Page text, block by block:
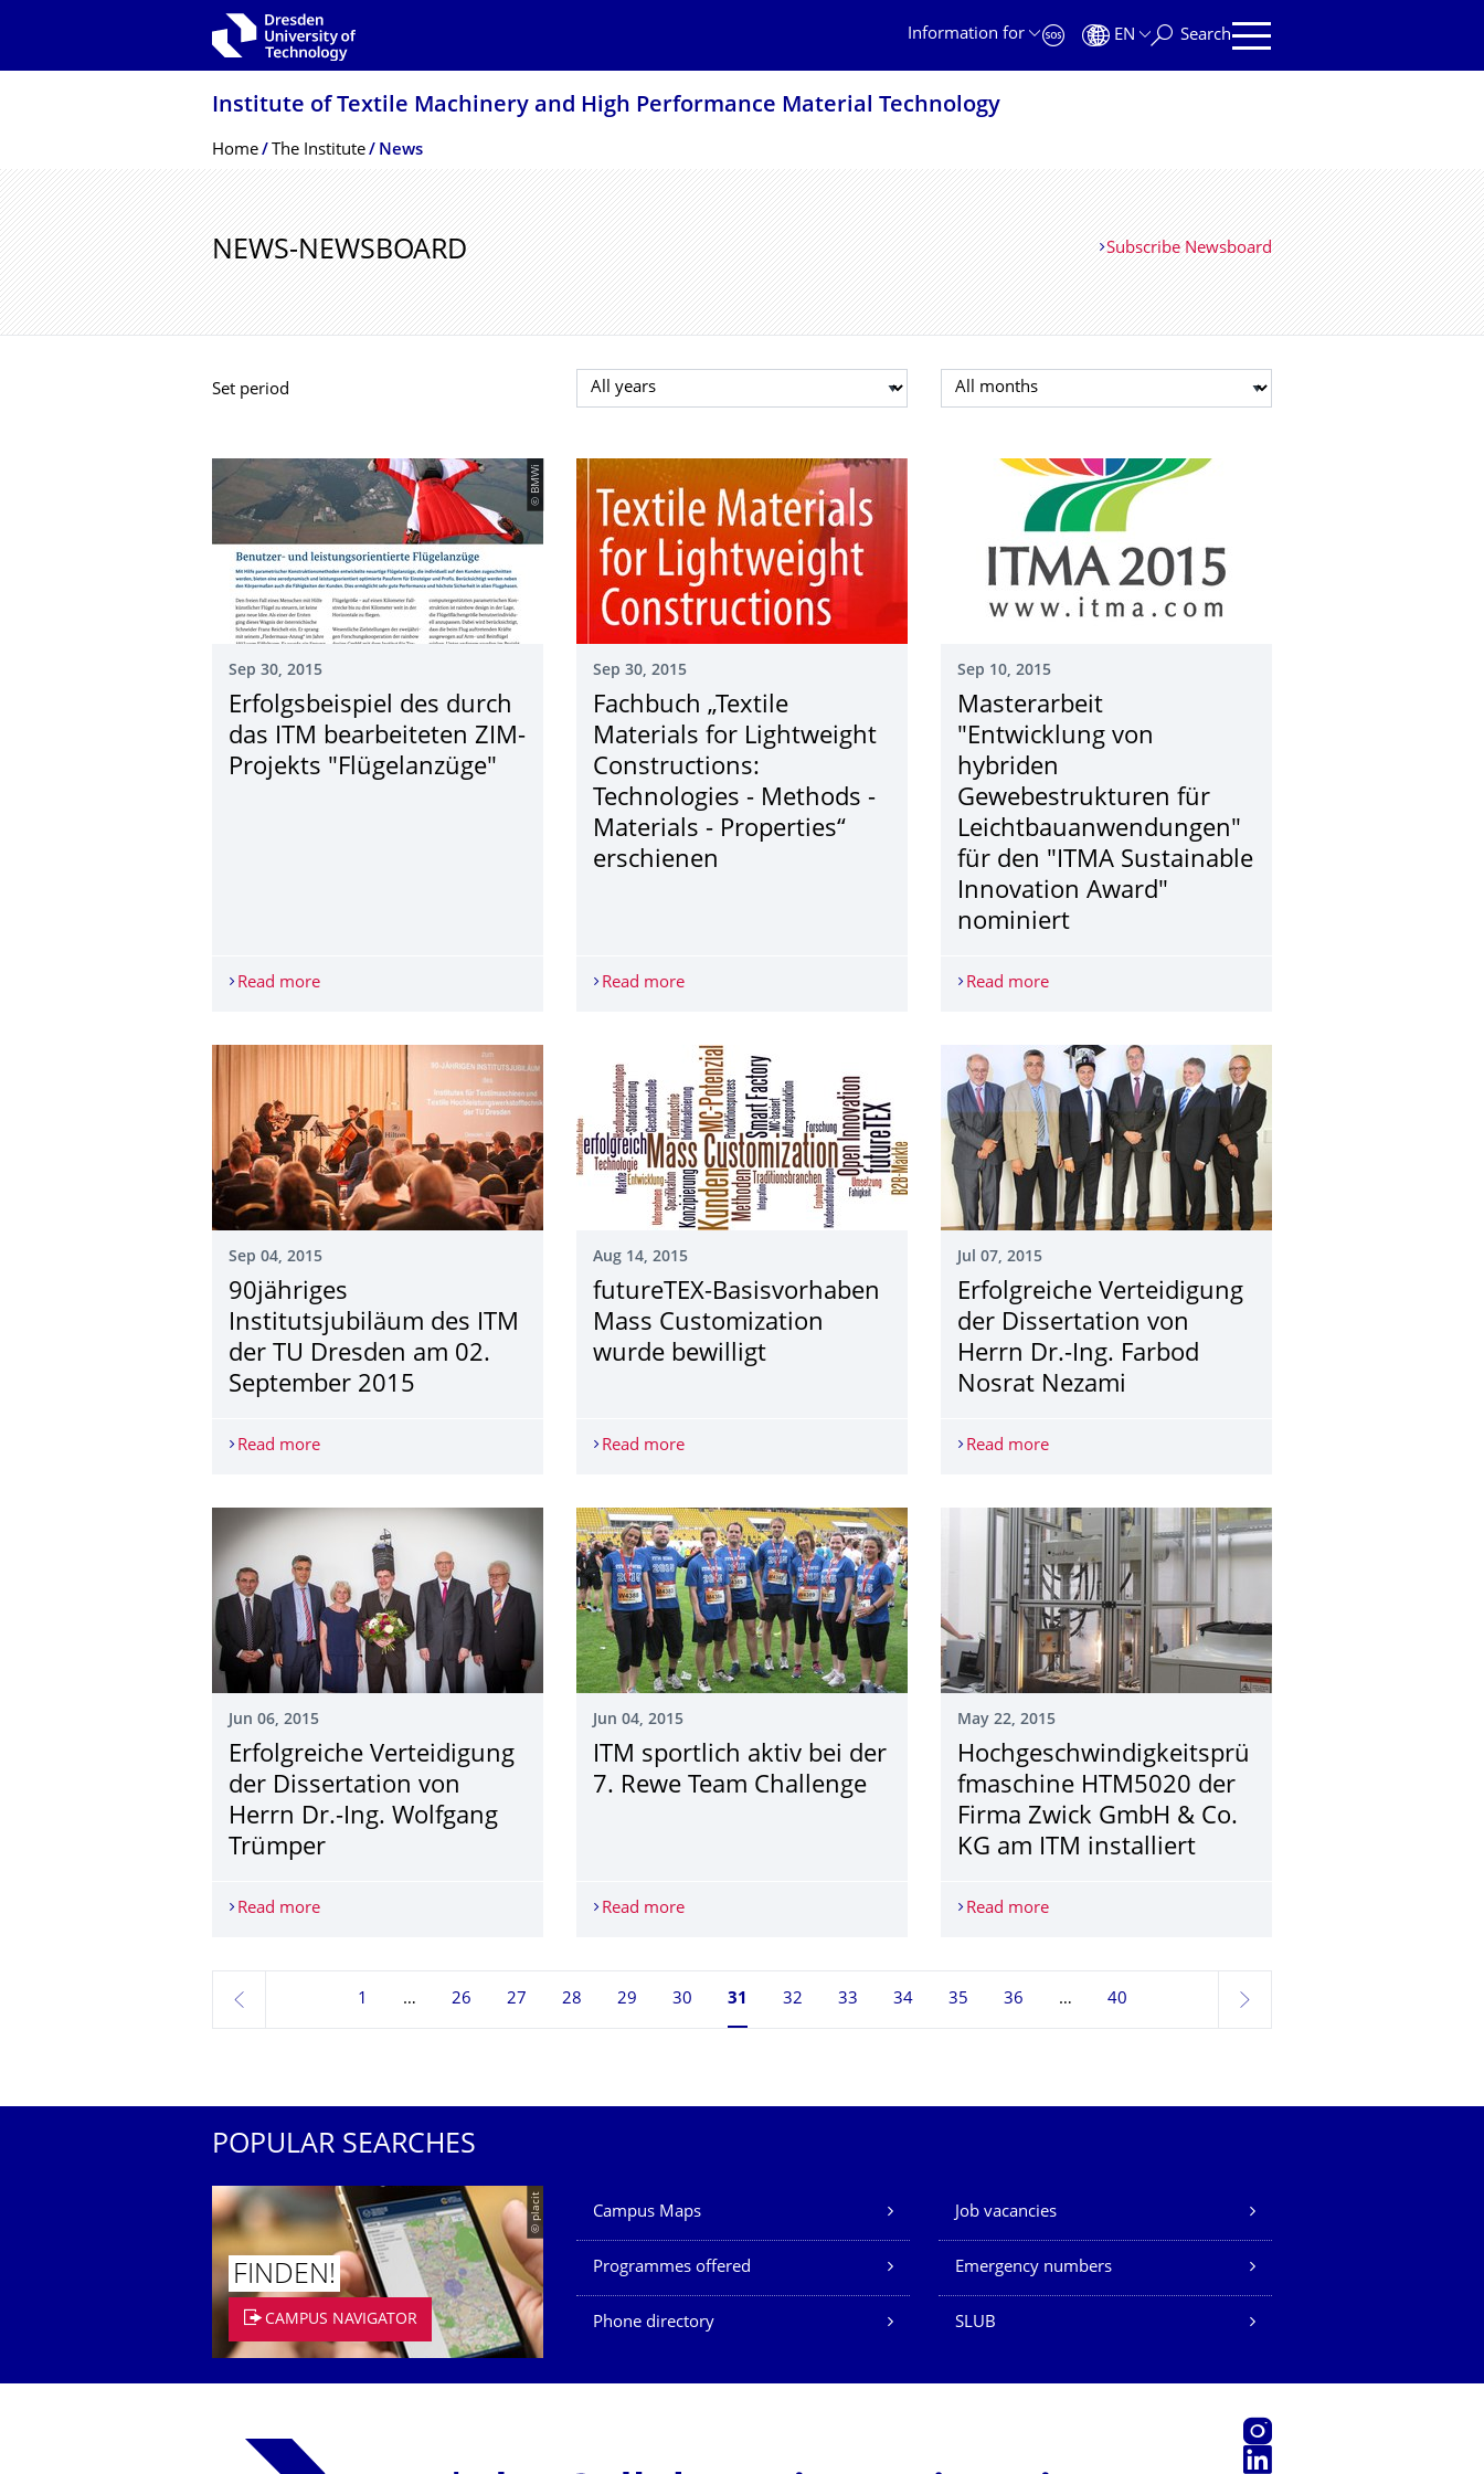
Information for
EN Search
Institute of Textile Machinery and High Performance Material Technology
Breadcrumb Menu
Home The Institute News
NEWS-NEWSBOARD Subscribe Newsboard
Set period Select year Select month
© BMWi
Sep 30, 2015
Erfolgsbeispiel des durch
das ITM bearbeiteten ZIM-
Projekts "Flügelanzüge"
Read moreErfolgsbeispiel des durch das ITM bearbeiteten ZIM-Projekts "Flügelanzüge"
Sep 30, 2015
Fachbuch „Textile
Materials for Lightweight
Constructions:
Technologies - Methods -
Materials - Properties“
erschienen
Read moreFachbuch „Textile Materials for Lightweight Constructions: Technologies - Methods - Materials -
Sep 10, 2015
Masterarbeit
"Entwicklung von
hybriden
Gewebestrukturen für
Leichtbauanwendun­gen"
für den "ITMA Sustainable
Innovation Award"
nominiert
Read moreMasterarbeit "Entwicklung von hybriden
Sep 04, 2015
90jähriges
Institutsjubiläum des ITM
der TU Dresden am 02.
September 2015
Read more90jähriges Institutsjubiläum des ITM der TU Dresden am 02. September 2015
Aug 14, 2015
futureTEX-Basisvorhaben
Mass Customization
wurde bewilligt
Read morefutureTEX-Basisvorhaben Mass Customization wurde bewilligt
Jul 07, 2015
Erfolgreiche Verteidigung
der Dissertation von
Herrn Dr.-Ing. Farbod
Nosrat Nezami
Read moreErfolgreiche Verteidigung der Dissertation von Herrn
Jun 06, 2015
Erfolgreiche Verteidigung
der Dissertation von
Herrn Dr.-Ing. Wolfgang
Trümper
Read moreErfolgreiche Verteidigung der Dissertation von Herrn Dr.-Ing. Wolfgang Trümper
Jun 04, 2015
ITM sportlich aktiv bei der
7. Rewe Team Challenge
Read moreITM sportlich aktiv bei der 7. Rewe Team Challenge
May 22, 2015
Hochgeschwindigkeitsprü
fmaschine HTM5020 der
Firma Zwick GmbH & Co.
KG am ITM installiert
Read moreHochgeschwindigkeitsprüfmaschine HTM5020 der
previous
1 26 27 28 29 30 Currently on page 31
31 32 33 34 35 36 40
next
POPULAR SEARCHES
© placit
FINDEN!
CAMPUS NAVIGATOR
Our Services
Campus Maps Job vacancies
Programmes offered Emergency numbers
Phone directory SLUB
Instagram
LinkedIn